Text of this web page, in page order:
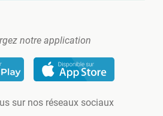
notre application
sur nos réseaux sociaux